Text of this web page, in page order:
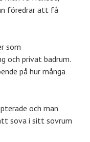
föredrar att få
som
och privat badrum.
på hur många
och man
sova i sitt sovrum